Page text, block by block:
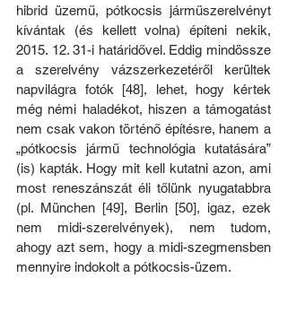
hibrid üzemű, pótkocsis járműszerelvényt
kívántak (és kellett volna) építeni nekik,
2015. 12. 31-i határidővel. Eddig mindössze
a szerelvény vázszerkezetéről kerültek
napvilágra fotók [48], lehet, hogy kértek
még némi haladékot, hiszen a támogatást
nem csak vakon történő építésre, hanem a
„pótkocsis jármű technológia kutatására”
(is) kapták. Hogy mit kell kutatni azon, ami
most reneszánszát éli tőlünk nyugatabbra
(pl. München [49], Berlin [50], igaz, ezek
nem midi-szerelvények), nem tudom,
ahogy azt sem, hogy a midi-szegmensben
mennyire indokolt a pótkocsis-üzem.